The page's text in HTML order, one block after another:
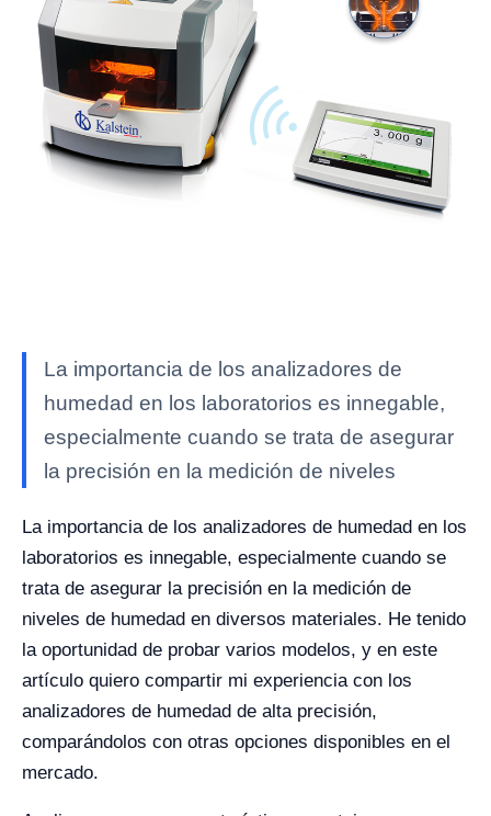
La importancia de los analizadores de
humedad en los laboratorios es innegable,
especialmente cuando se trata de asegurar
la precisión en la medición de niveles
La importancia de los analizadores de humedad en los
laboratorios es innegable, especialmente cuando se
trata de asegurar la precisión en la medición de
niveles de humedad en diversos materiales. He tenido
la oportunidad de probar varios modelos, y en este
artículo quiero compartir mi experiencia con los
analizadores de humedad de alta precisión,
comparándolos con otras opciones disponibles en el
mercado.